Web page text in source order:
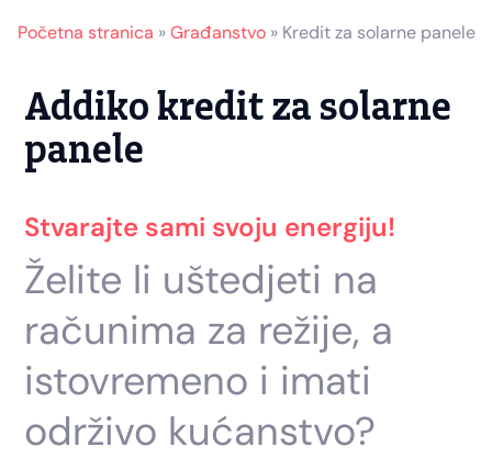
Početna stranica »Građanstvo» Kredit za solarne panele
Addiko kredit za solarne
panele
Stvarajte sami svoju energiju!
Želite li uštedjeti na
računima za režije, a
istovremeno i imati
održivo kućanstvo?